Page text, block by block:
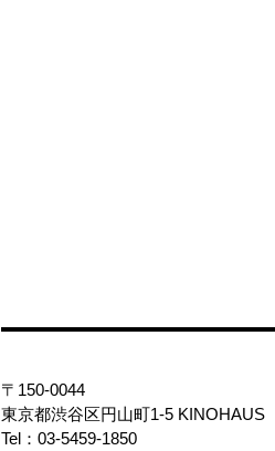
〒150-0044
東京都渋谷区円山町1-5 KINOHAUS
Tel：03-5459-1850